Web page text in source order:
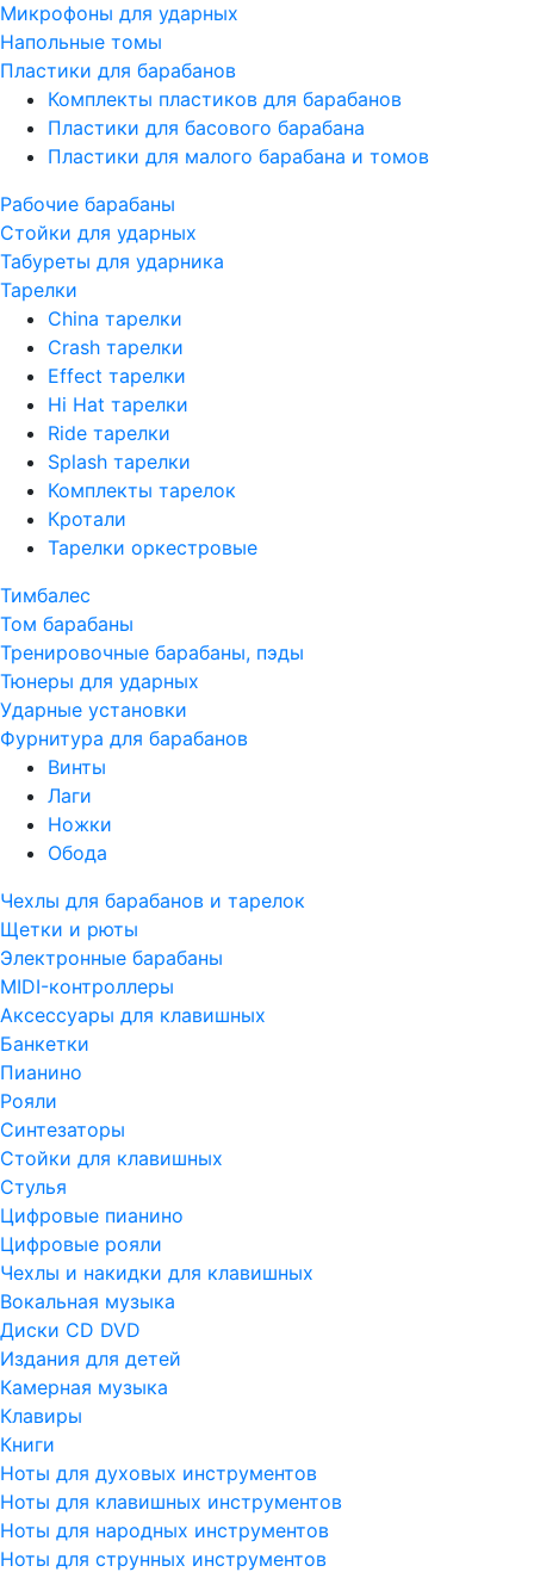
Микрофоны для ударных
Напольные томы
Пластики для барабанов
Комплекты пластиков для барабанов
Пластики для басового барабана
Пластики для малого барабана и томов
Рабочие барабаны
Стойки для ударных
Табуреты для ударника
Тарелки
China тарелки
Crash тарелки
Effect тарелки
Hi Hat тарелки
Ride тарелки
Splash тарелки
Комплекты тарелок
Кротали
Тарелки оркестровые
Тимбалес
Том барабаны
Тренировочные барабаны, пэды
Тюнеры для ударных
Ударные установки
Фурнитура для барабанов
Винты
Лаги
Ножки
Обода
Чехлы для барабанов и тарелок
Щетки и рюты
Электронные барабаны
MIDI-контроллеры
Аксессуары для клавишных
Банкетки
Пианино
Рояли
Синтезаторы
Стойки для клавишных
Стулья
Цифровые пианино
Цифровые рояли
Чехлы и накидки для клавишных
Вокальная музыка
Диски CD DVD
Издания для детей
Камерная музыка
Клавиры
Книги
Ноты для духовых инструментов
Ноты для клавишных инструментов
Ноты для народных инструментов
Ноты для струнных инструментов